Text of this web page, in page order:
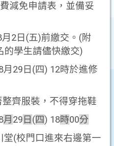
減免申請表，並備妥
月 2日 (五)前繳交。 (附
的學生請儘快繳交)
月 29 日 (四) 12時於進修
齊服裝，不得穿拖鞋
月 29 日 (四) 18時00分
堂(校門口進來右邊第一